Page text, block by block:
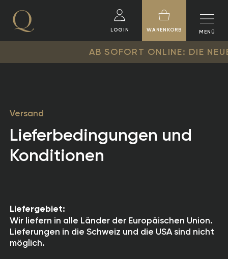
AB SOFORT ONLINE: DIE NEUE
LOGIN WARENKORB MENÜ
Versand
Lieferbedingungen und
Konditionen
Liefergebiet:
Wir liefern in alle Länder der Europäischen Union.
Lieferungen in die Schweiz und die USA sind nicht
möglich.